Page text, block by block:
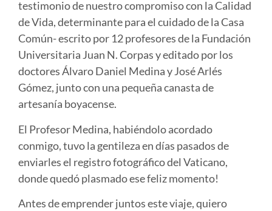
testimonio de nuestro compromiso con la Calidad
de Vida, determinante para el cuidado de la Casa
Común- escrito por 12 profesores de la Fundación
Universitaria Juan N. Corpas y editado por los
doctores Álvaro Daniel Medina y José Arlés
Gómez, junto con una pequeña canasta de
artesanía boyacense.
El Profesor Medina, habiéndolo acordado
conmigo, tuvo la gentileza en días pasados de
enviarles el registro fotográfico del Vaticano,
donde quedó plasmado ese feliz momento!
Antes de emprender juntos este viaje, quiero